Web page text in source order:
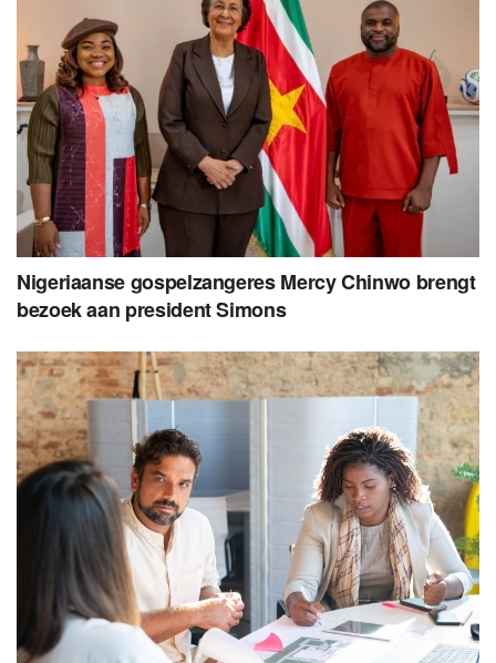
Nigeriaanse gospelzangeres Mercy Chinwo brengt
bezoek aan president Simons